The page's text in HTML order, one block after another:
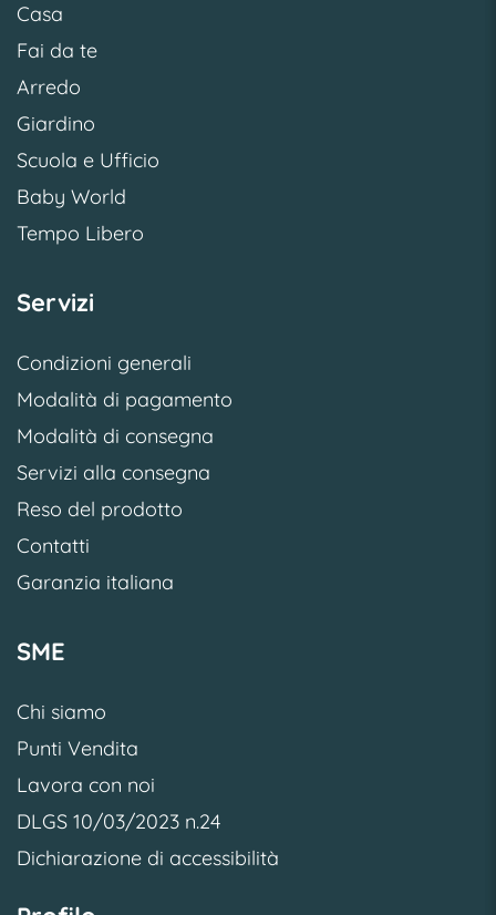
Casa
Fai da te
Arredo
Giardino
Scuola e Ufficio
Baby World
Tempo Libero
Servizi
Condizioni generali
Modalità di pagamento
Modalità di consegna
Servizi alla consegna
Reso del prodotto
Contatti
Garanzia italiana
SME
Chi siamo
Punti Vendita
Lavora con noi
DLGS 10/03/2023 n.24
Dichiarazione di accessibilità